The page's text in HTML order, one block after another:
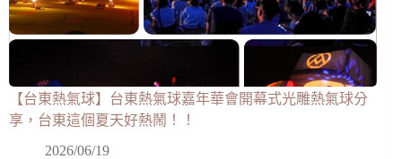
【台東熱氣球】台東熱氣球嘉年華會開幕式光雕熱氣球分
享，台東這個夏天好熱鬧！！
2026/06/19